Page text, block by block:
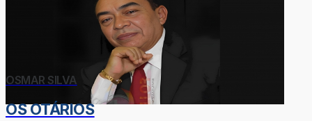
OSMAR SILVA
OS OTÁRIOS